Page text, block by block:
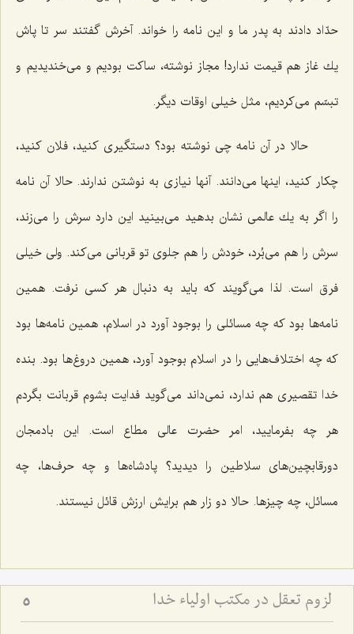
حدّاد دادند به پدر ما و این نامه را خواند. آخرش گفتند سر تا پاش
یك غاز هم قیمت ندارد! مجاز نوشته، ساكت بودیم و می‌خندیدیم و
تبسّم می‌كردیم، مثل خیلی اوقات دیگر.
حالا در آن نامه چی نوشته بود؟ دستگیری كنید، فلان كنید،
چكار كنید، اینها می‌دانند. آنها نیازی به نوشتن ندارند. حالا آن نامه
را اگر به یك عالمی نشان بدهید می‌بینید این دارد سرش را می‌زند،
سرش را هم می‌بُرد، خودش را هم جلوی تو قربانی می‌كند. ولی خیلی
فرق است. لذا می‌گویند كه باید به دنبال هر كسی نرفت. همین
نامه‌ها بود كه چه مسائلی را بوجود آورد در اسلام، همین نامه‌ها بود
كه چه اختلاف‌هایی را در اسلام بوجود آورد، همین دروغ‌ها بود. بنده
خدا تقصیری هم ندارد، نمی‌داند می‌گوید فدایت بشوم قربانت بگردم
هر چه بفرمایید، امر حضرت عالی مطاع است. این بادمجان
دورقابچین‌های سلاطین را دیدید؟ پادشاه‌ها و چه حرف‌ها، چه
مسائل، چه چیزها. حالا دو زار هم برایش ارزش قائل نیستند.
لزوم تعقل در مکتب اولیاء خدا 5